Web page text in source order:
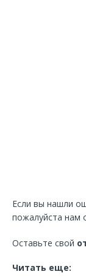
Если вы нашли
пожалуйста нам
Оставьте свой
Читать еще: